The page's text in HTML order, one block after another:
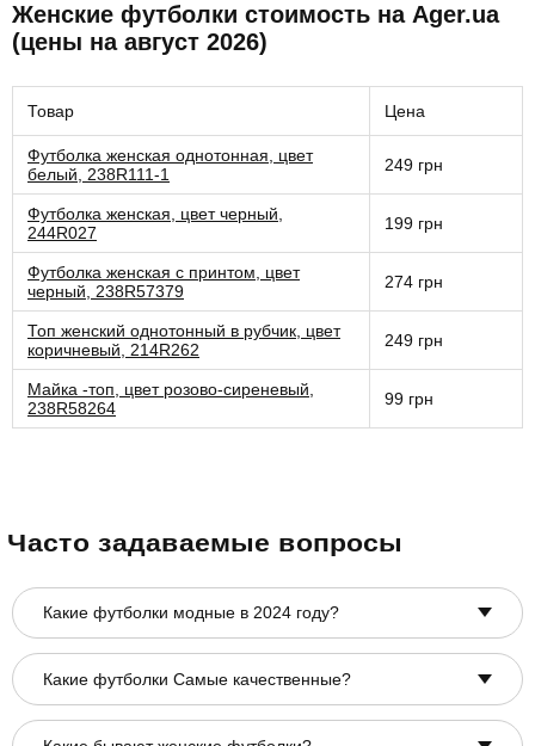
Женские футболки стоимость на Ager.ua
(цены на август 2026)
Товар Цена
Футболка женская однотонная, цвет
белый, 238R111-1
249 грн
Футболка женская, цвет черный,
244R027
199 грн
Футболка женская с принтом, цвет
черный, 238R57379
274 грн
Топ женский однотонный в рубчик, цвет
коричневый, 214R262
249 грн
Майка -топ, цвет розово-сиреневый,
238R58264
99 грн
Часто задаваемые вопросы
Какие футболки модные в 2024 году?
Какие футболки Самые качественные?